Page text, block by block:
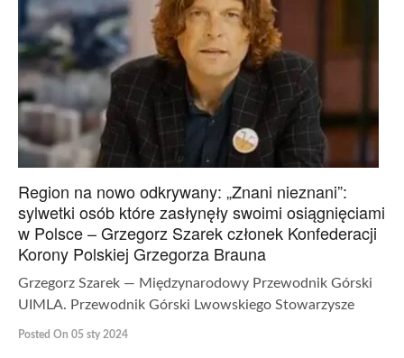
Region na nowo odkrywany: „Znani nieznani”:
sylwetki osób które zasłynęły swoimi osiągnięciami
w Polsce – Grzegorz Szarek członek Konfederacji
Korony Polskiej Grzegorza Brauna
Grzegorz Szarek — Międzynarodowy Przewodnik Górski
UIMLA. Przewodnik Górski Lwowskiego Stowarzysze
Posted On 05 sty 2024